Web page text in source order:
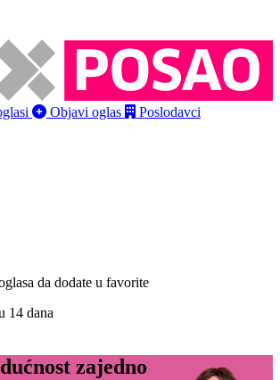
Objavi oglas Poslodavci
da dodate u favorite
14 dana
zajedno